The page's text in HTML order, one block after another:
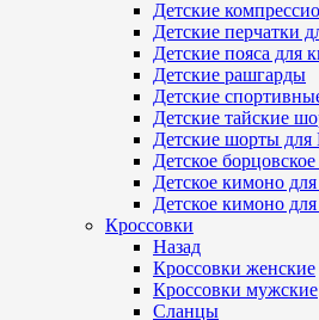
Детские
Детские перчатки
Детские пояса для
Детские рашгарды
Детские
Детские тайские
Детские шорты
Детское
Детское кимоно
Детское кимоно для
Кроссовки
Назад
Кроссовки женские
Кроссовки мужские
Сланцы